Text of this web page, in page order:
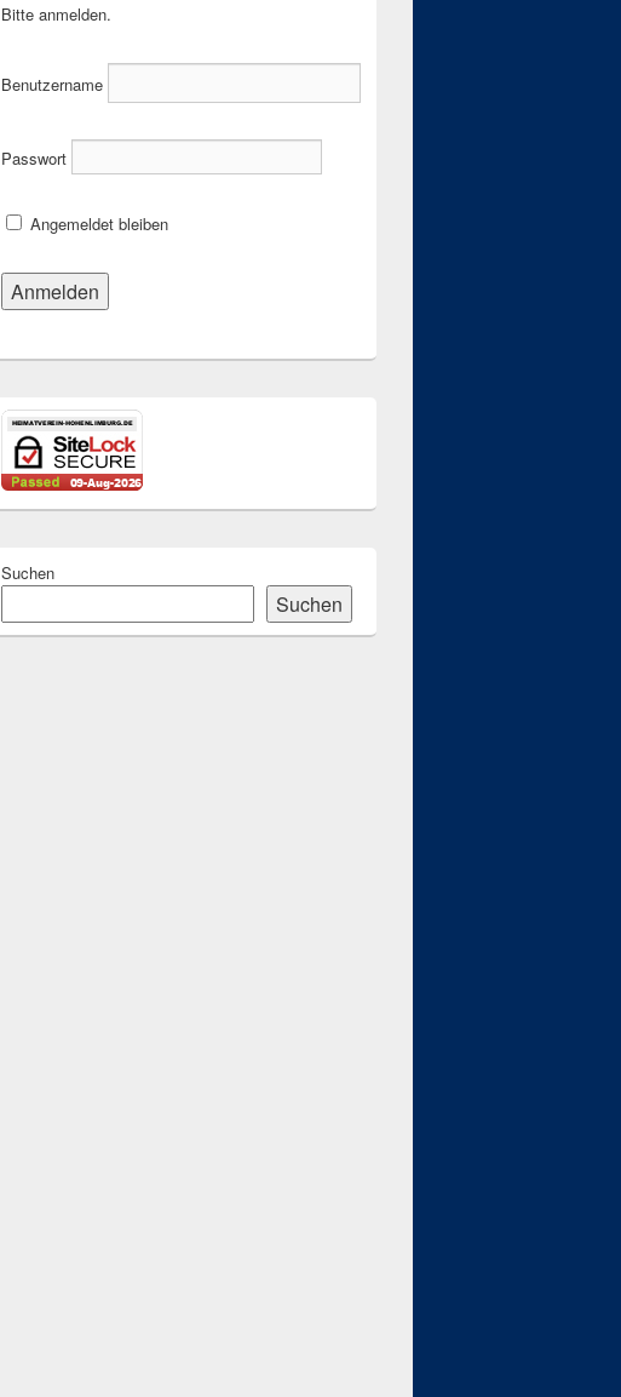
Bitte anmelden.
Benutzername
Passwort
Angemeldet bleiben
Suchen
Suchen